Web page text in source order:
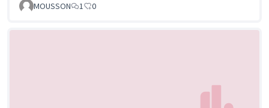
MOUSSON 1 0